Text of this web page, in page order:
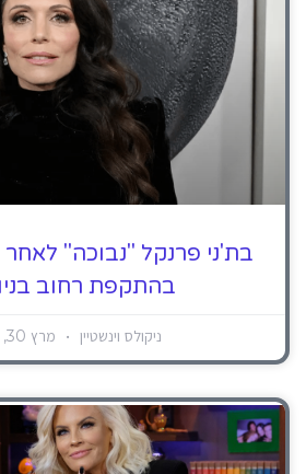
בת'ני פרנקל "נבוכה"
בהתקפת רחוב
ניקולס וינשטיין מרץ 30, 2024